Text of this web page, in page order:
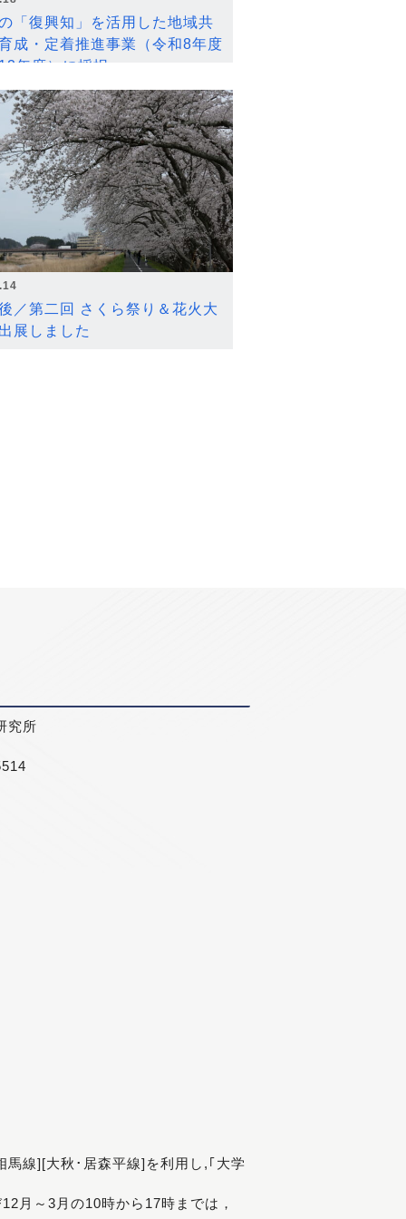
「復興知」を活用した地域共
成・定着推進事業（令和8年度
年度）に採択
／第二回 さくら祭り＆花火大
展しました
究所
線][大秋･居森平線]を利用し,｢大学
月～3月の10時から17時までは，